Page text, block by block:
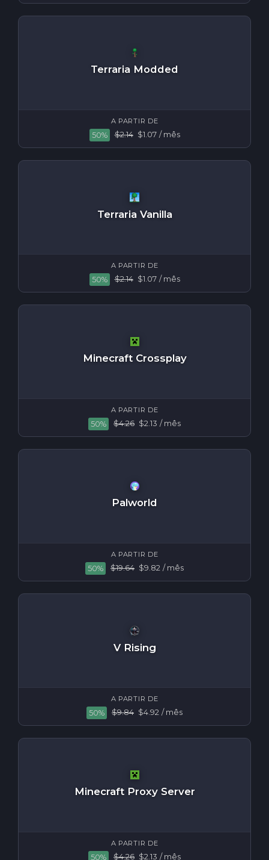
Terraria Modded
A PARTIR DE
50% $2.14 $1.07 / mês
Terraria Vanilla
A PARTIR DE
50% $2.14 $1.07 / mês
Minecraft Crossplay
A PARTIR DE
50% $4.26 $2.13 / mês
Palworld
A PARTIR DE
50% $19.64 $9.82 / mês
V Rising
A PARTIR DE
50% $9.84 $4.92 / mês
Minecraft Proxy Server
A PARTIR DE
50% $4.26 $2.13 / mês